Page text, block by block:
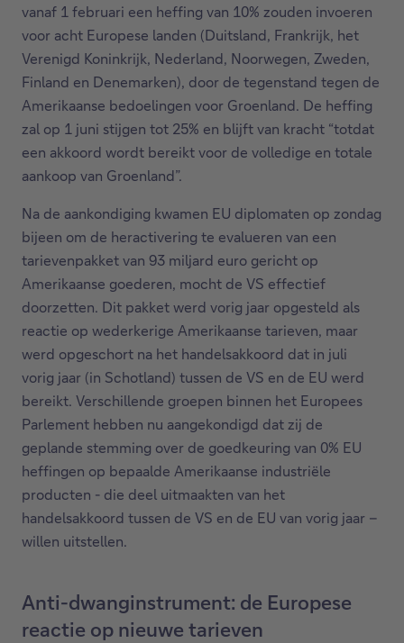
vanaf 1 februari een heffing van 10% zouden invoeren
voor acht Europese landen (Duitsland, Frankrijk, het
Verenigd Koninkrijk, Nederland, Noorwegen, Zweden,
Finland en Denemarken), door de tegenstand tegen de
Amerikaanse bedoelingen voor Groenland. De heffing
zal op 1 juni stijgen tot 25% en blijft van kracht “totdat
een akkoord wordt bereikt voor de volledige en totale
aankoop van Groenland”.
Na de aankondiging kwamen EU diplomaten op zondag
bijeen om de heractivering te evalueren van een
tarievenpakket van 93 miljard euro gericht op
Amerikaanse goederen, mocht de VS effectief
doorzetten. Dit pakket werd vorig jaar opgesteld als
reactie op wederkerige Amerikaanse tarieven, maar
werd opgeschort na het handelsakkoord dat in juli
vorig jaar (in Schotland) tussen de VS en de EU werd
bereikt. Verschillende groepen binnen het Europees
Parlement hebben nu aangekondigd dat zij de
geplande stemming over de goedkeuring van 0% EU
heffingen op bepaalde Amerikaanse industriële
producten - die deel uitmaakten van het
handelsakkoord tussen de VS en de EU van vorig jaar –
willen uitstellen.
Anti-dwanginstrument: de Europese
reactie op nieuwe tarieven